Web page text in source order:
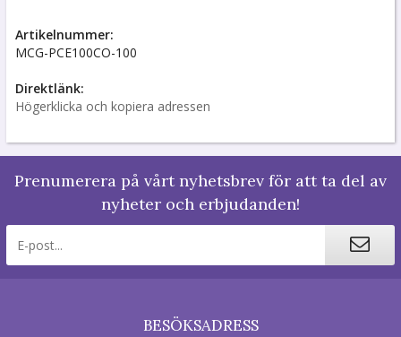
Artikelnummer:
MCG-PCE100CO-100
Direktlänk:
Högerklicka och kopiera adressen
Prenumerera på vårt nyhetsbrev för att ta del av
nyheter och erbjudanden!
BESÖKSADRESS